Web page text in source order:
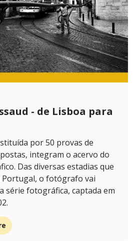
- de Lisboa para
por 50 provas de
integram o acervo do
Das diversas estadias que
Portugal, o fotógrafo vai
série fotográfica, captada em